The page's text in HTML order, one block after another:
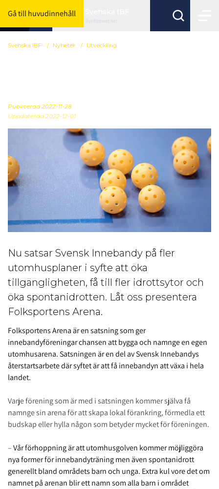
Gå till huvudinnehåll
Byt förbund här
Svenska IBF / Nyheter / Utveckling
Publicerad 2022-11-28
Uppdaterad 2022-12-01
Nu satsar Svensk Innebandy på fler
utomhusplaner i syfte att öka
tillgängligheten, få till fler idrottsytor och
öka spontanidrotten. Låt oss presentera
Folksportens Arena.
Folksportens Arena är en satsning som ger
innebandyföreningar chansen att bygga och namnge en egen
utomhusarena. Satsningen är en del av Svensk Innebandys
återstartsarbete där syftet är att få innebandyn att växa i hela
landet.
Varje förening som är med i satsningen kommer själva få
namnge sin arena för att skapa lokal förankring, förmedla ett
budskap eller hylla någon som betyder mycket för föreningen.
–Vår förhoppning är att utomhusgolven kommer möjliggöra
nya former för innebandyträning men även spontanidrott
generellt bland områdets barn och unga. Extra kul vore det om
namnet på arenan blir ett namn som alla barn i området